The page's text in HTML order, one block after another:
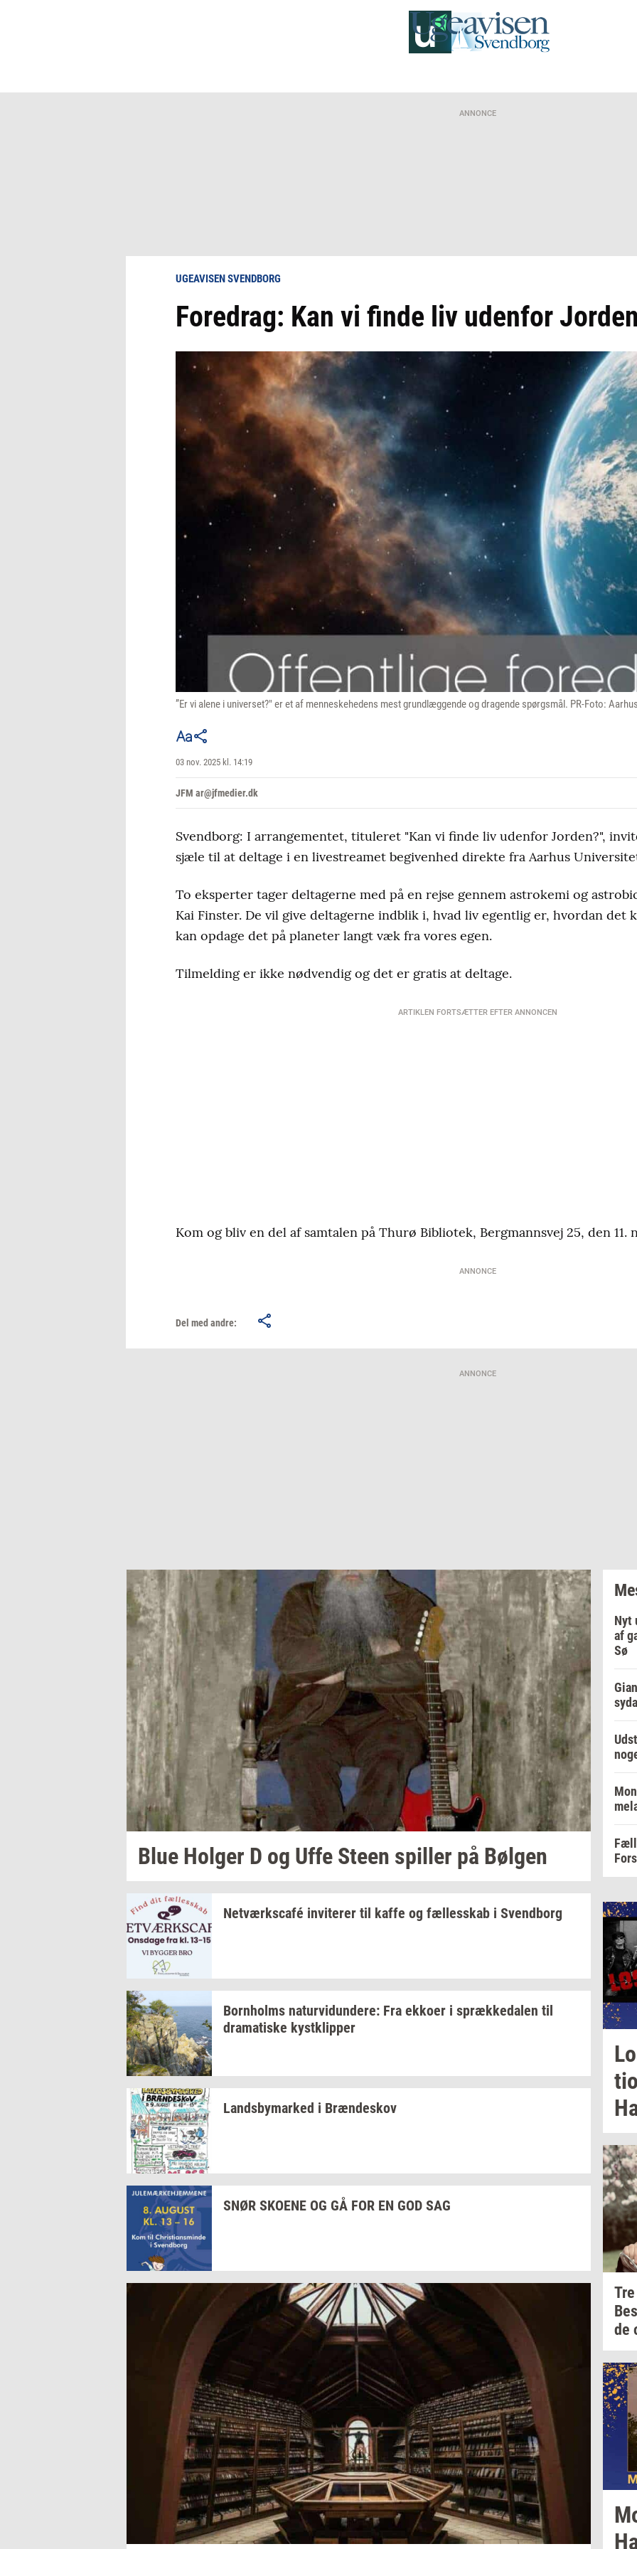
ANNONCE
UGEAVISEN SVENDBORG
Foredrag: Kan vi finde liv udenfor
”Er vi alene i universet?" er et af menneskehedens mest grundlæggende og dragende spørgsmål. PR-Foto:
03 nov. 2025 kl. 14:19
JFM ar@jfmedier.dk
Svendborg: I arrangementet, tituleret "Kan vi finde liv udenfor Jorden?",
sjæle til at deltage i en livestreamet begivenhed direkte fra Aarhus
To eksperter tager deltagerne med på en rejse gennem astrokemi og
Kai Finster. De vil give deltagerne indblik i, hvad liv egentlig er, hvordan det
kan opdage det på planeter langt væk fra vores egen.
Tilmelding er ikke nødvendig og det er gratis at deltage.
ARTIKLEN FORTSÆTTER EFTER ANNONCEN
Kom og bliv en del af samtalen på Thurø Bibliotek, Bergmannsvej 25, den 11.
ANNONCE
Del med andre:
ANNONCE
Blue Hol­ger D og Uffe Steen spil­ler på Bøl­gen
Netværkscafé in­vi­te­rer til kaffe og fæl­les­skab i Svend­borg
Born­holms na­tur­vi­dun­de­re: Fra ek­ko­er i spræk­ke­da­len til
dra­ma­ti­ske kyst­klip­per
Lands­by­mar­ked i Bræn­de­skov
SNØR SKO­E­NE OG GÅ FOR EN GOD SAG
Nyt
af
Sø
de